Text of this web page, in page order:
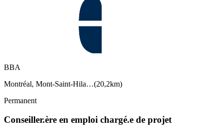
BBA
Montréal, Mont-Saint-Hila…(20,2km)
Permanent
Conseiller.ère en emploi chargé.e de projet